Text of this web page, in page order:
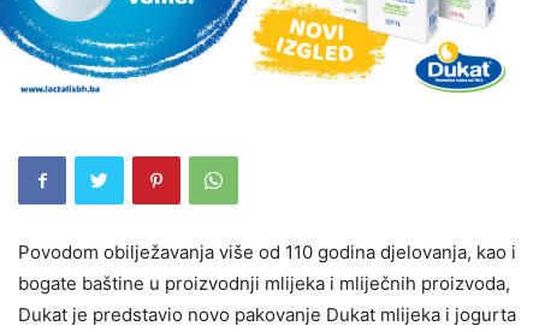
Povodom obilježavanja više od 110 godina djelovanja, kao i
bogate baštine u proizvodnji mlijeka i mliječnih proizvoda,
Dukat je predstavio novo pakovanje Dukat mlijeka i jogurta